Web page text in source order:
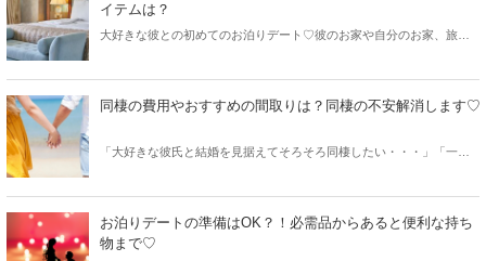
イテムは？
大好きな彼との初めてのお泊りデート♡彼のお家や自分のお家、旅行
けてお泊りデートに必須の持ち物・筆者が実際に持って行って良かっ
た物をご紹介します。
同棲の費用やおすすめの間取りは？同棲の不安解消します♡
「大好きな彼氏と結婚を見据えてそろそろ同棲したい・・・」「一緒
んだろう？間取りはどれくらいがいいんだろう？同棲４年目の筆者
が、そんな疑問を解決します♪
お泊りデートの準備はOK？！必需品からあると便利な持ち
物まで♡